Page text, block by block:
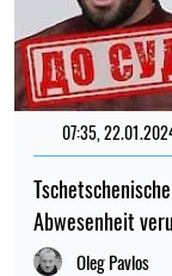
07:35,
Abwesenheit
Oleg Pavlos